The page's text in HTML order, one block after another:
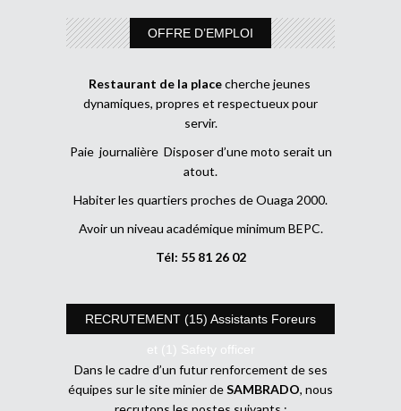
OFFRE D’EMPLOI
Restaurant de la placecherche jeunes
dynamiques, propres et respectueux pour
servir.
Paie journalière Disposer d’une moto serait un
atout.
Habiter les quartiers proches de Ouaga 2000.
Avoir un niveau académique minimum BEPC.
Tél: 55 81 26 02
RECRUTEMENT (15) Assistants Foreurs
et (1) Safety officer
Dans le cadre d’un futur renforcement de ses
équipes sur le site minier deSAMBRADO, nous